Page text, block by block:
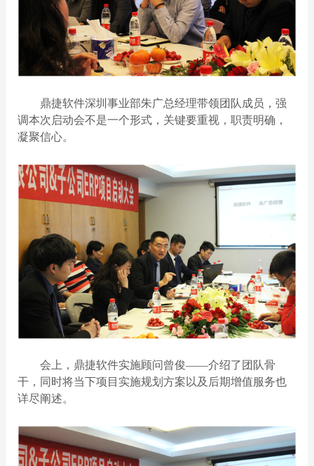
鼎捷软件深圳事业部朱广总经理带领团队成员，强
调本次启动会不是一个形式，关键要重视，职责明确，
凝聚信心。
会上，鼎捷软件实施顾问曾俊——介绍了团队骨
干，同时将当下项目实施规划方案以及后期增值服务也
详尽阐述。